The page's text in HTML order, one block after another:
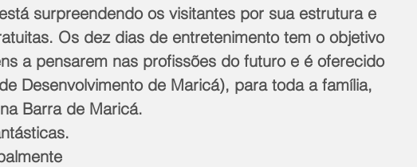
surpreendendo os visitantes por sua estrutura e
Os dez dias de entretenimento tem o objetivo
a pensarem nas profissões do futuro e é oferecido
Desenvolvimento de Maricá), para toda a família,
Barra de Maricá.